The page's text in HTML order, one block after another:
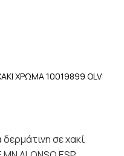
ΧΡΩΜΑ 10019899 OLV